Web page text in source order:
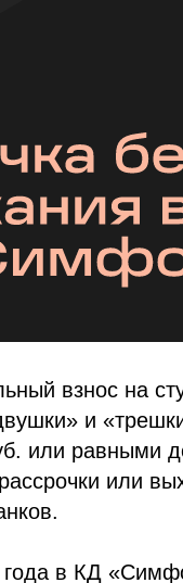
взнос на
и
или равными
или
в КД